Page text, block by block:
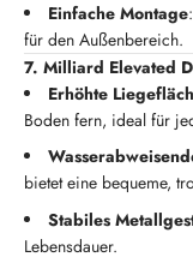
Einfache Montage
für den Außenbereich.
7. Milliard Elevated
Erhöhte
Boden fern, ideal für
bietet eine bequeme,
Stabiles
Lebensdauer.